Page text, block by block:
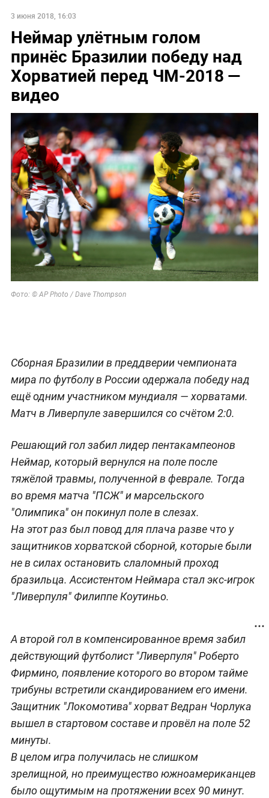
3 июня 2018, 16:03
Неймар улётным голом
принёс Бразилии победу над
Хорватией перед ЧМ-2018 —
видео
Фото: © AP Photo / Dave Thompson
Сборная Бразилии в преддверии чемпионата
мира по футболу в России одержала победу над
ещё одним участником мундиаля — хорватами.
Матч в Ливерпуле завершился со счётом 2:0.
Решающий гол забил лидер пентакампеонов
Неймар, который вернулся на поле после
тяжёлой травмы, полученной в феврале. Тогда
во время матча "ПСЖ" и марсельского
"Олимпика" он покинул поле в слезах.
На этот раз был повод для плача разве что у
защитников хорватской сборной, которые были
не в силах остановить слаломный проход
бразильца. Ассистентом Неймара стал экс-игрок
"Ливерпуля" Филиппе Коутиньо.
А второй гол в компенсированное время забил
действующий футболист "Ливерпуля" Роберто
Фирмино, появление которого во втором тайме
трибуны встретили скандированием его имени.
Защитник "Локомотива" хорват Ведран Чорлука
вышел в стартовом составе и провёл на поле 52
минуты.
В целом игра получилась не слишком
зрелищной, но преимущество южноамериканцев
было ощутимым на протяжении всех 90 минут.